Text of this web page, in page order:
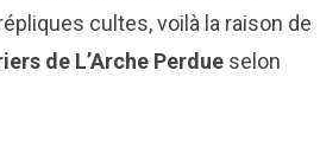
cultes, voilà la raison de
de L’Arche Perdueselon